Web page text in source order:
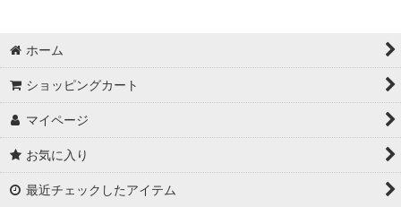
ホーム
ショッピングカート
マイページ
お気に入り
最近チェックしたアイテム